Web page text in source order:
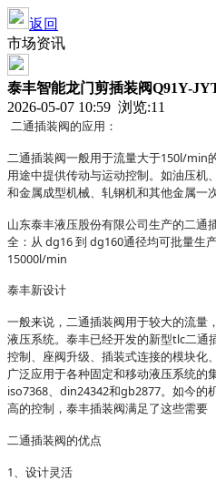
返回
市场资讯
泰丰智能龙门剪插装阀Q91Y-
2026-05-07 10:59 浏览:11
二通插装阀的应用：
二通插装阀一般用于流量大于150l/min
用途中提供传动与运动控制。如油压机
和金属成型机械、轧钢机和其他金属一
山东泰丰液压股份有限公司生产的二通
全：从 dg16 到 dg160通径均可批量生
15000l/min
泰丰新设计
一般来说，二通插装阀用于较大的流量
液压系统。泰丰已经开发的新型tlc二通
控制、座阀升级、插装式连接的模块化
广泛应用于各种固定和移动液压系统的
iso7368、din24342和gb2877。如今的
高的控制，泰丰插装阀满足了这些需要
二通插装阀的优点
1、设计灵活